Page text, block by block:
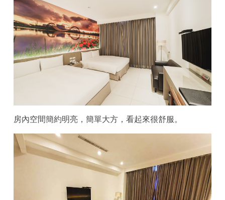
房內空間簡約明亮，簡單大方，看起來很舒服。